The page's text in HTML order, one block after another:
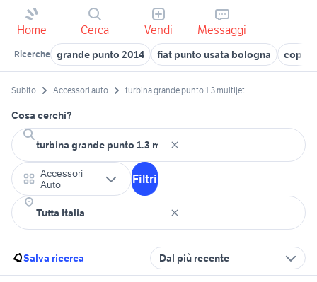
Home Cerca Vendi Messaggi
Ricerche grande punto 2014 fiat punto usata bologna
Subito Accessori auto turbina grande punto 1.3 multijet
Cosa cerchi?
Accessori
Auto
Filtri
Salva ricerca Dal più recente